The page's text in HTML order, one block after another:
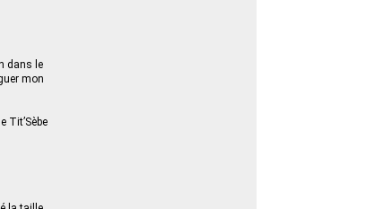
dans le
mon
Tit’Sèbe